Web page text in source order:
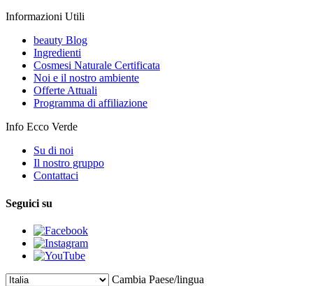
Informazioni Utili
beauty Blog
Ingredienti
Cosmesi Naturale Certificata
Noi e il nostro ambiente
Offerte Attuali
Programma di affiliazione
Info Ecco Verde
Su di noi
Il nostro gruppo
Contattaci
Seguici su
Cambia Paese/lingua